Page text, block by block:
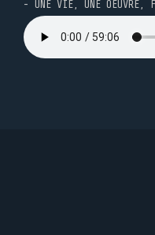
- UNE VIE, UNE